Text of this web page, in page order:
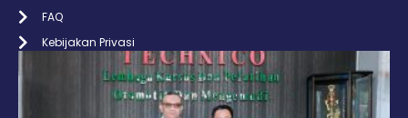
FAQ
Kebijakan Privasi